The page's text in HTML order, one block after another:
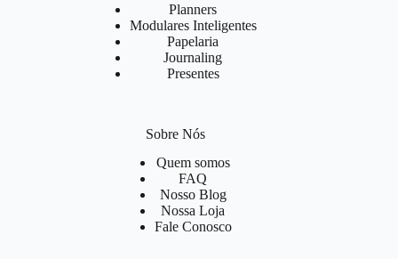
Planners
Modulares Inteligentes
Papelaria
Journaling
Presentes
Sobre Nós
Quem somos
FAQ
Nosso Blog
Nossa Loja
Fale Conosco